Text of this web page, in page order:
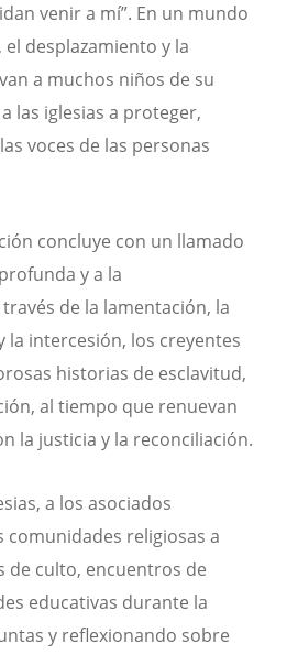
venir a mí”. En un mundo
desplazamiento y la
a muchos niños de su
las iglesias a proteger,
voces de las personas
concluye con un llamado
y a la
de la lamentación, la
la intercesión, los creyentes
historias de esclavitud,
al tiempo que renuevan
la justicia y la reconciliación.
a los asociados
comunidades religiosas a
de culto, encuentros de
educativas durante la
y reflexionando sobre